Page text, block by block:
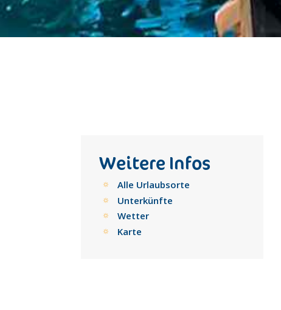
Weitere Infos
Alle Urlaubsorte
Unterkünfte
Wetter
Karte